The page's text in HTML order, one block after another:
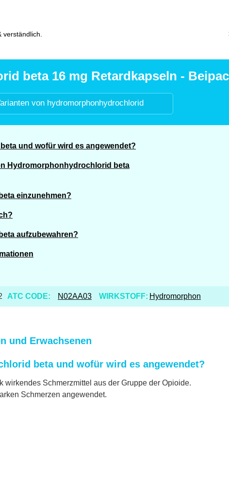
beta 16 mg Retardkapseln -
von hydromorphonhydrochlorid
und wofür wird es angewendet?
Hydromorphonhydrochlorid beta
einzunehmen?
aufzubewahren?
ATC CODE: N02AA03 WIRKSTOFF: Hydromorphon
und Erwachsenen
beta und wofür wird es angewendet?
wirkendes Schmerzmittel aus der Gruppe der Opioide.
Schmerzen angewendet.